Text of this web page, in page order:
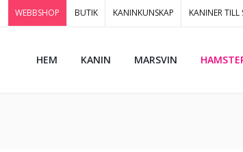
WEBBSHOP BUTIK KANINKUNSKAP KANINER TILL
HEM KANIN MARSVIN